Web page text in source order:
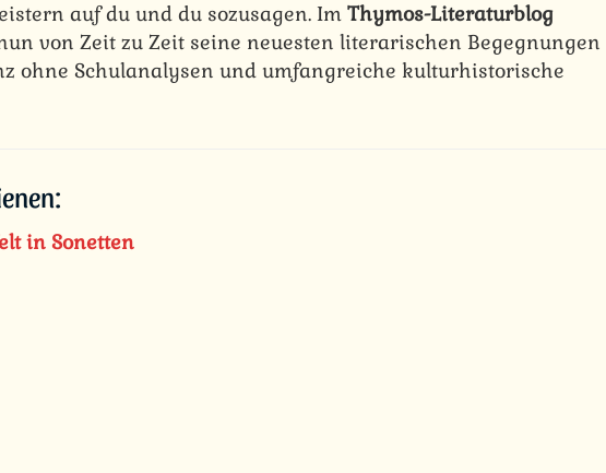
auf du und du sozusagen. Im Thymos-Literaturblog
von Zeit zu Zeit seine neuesten literarischen Begegnungen
ohne Schulanalysen und umfangreiche kulturhistorische
in Sonetten